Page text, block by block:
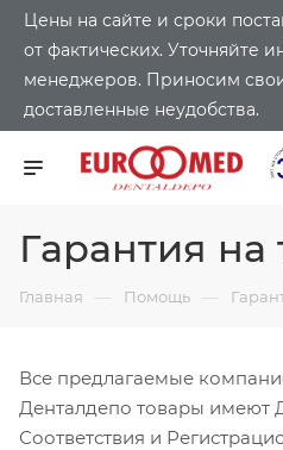
Цены на сайте и сроки
от фактических. Уточняйте
менеджеров. Приносим
доставленные неудобства.
Гарантия на
Главная — Помощь —
Все предлагаемые
Денталдепо товары имеют
Соответствия и